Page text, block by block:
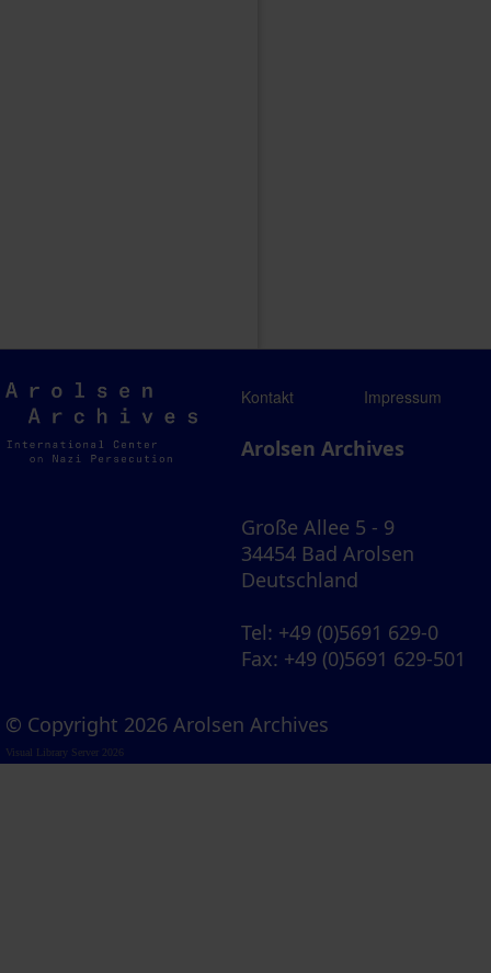
Arolsen
Archives
Kontakt Impressum
Arolsen Archives
Große Allee 5 - 9
34454 Bad Arolsen
Deutschland
Tel: +49 (0)5691 629-0
Fax: +49 (0)5691 629-501
© Copyright 2026 Arolsen Archives
Visual Library Server 2026